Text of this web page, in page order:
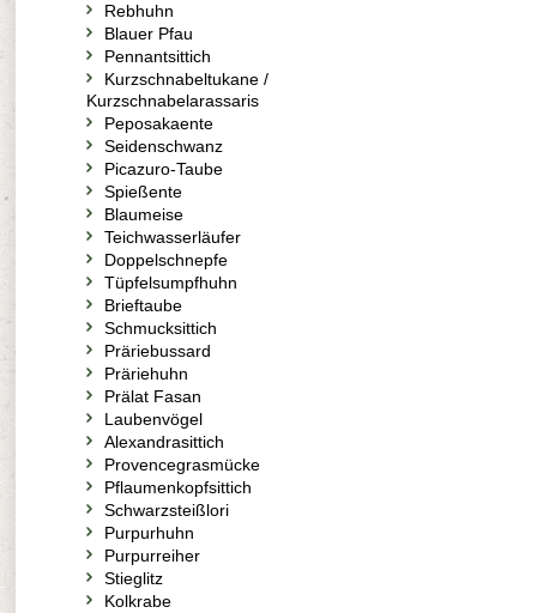
Rebhuhn
Blauer Pfau
Pennantsittich
Kurzschnabeltukane /
Kurzschnabelarassaris
Peposakaente
Seidenschwanz
Picazuro-Taube
Spießente
Blaumeise
Teichwasserläufer
Doppelschnepfe
Tüpfelsumpfhuhn
Brieftaube
Schmucksittich
Präriebussard
Präriehuhn
Prälat Fasan
Laubenvögel
Alexandrasittich
Provencegrasmücke
Pflaumenkopfsittich
Schwarzsteißlori
Purpurhuhn
Purpurreiher
Stieglitz
Kolkrabe